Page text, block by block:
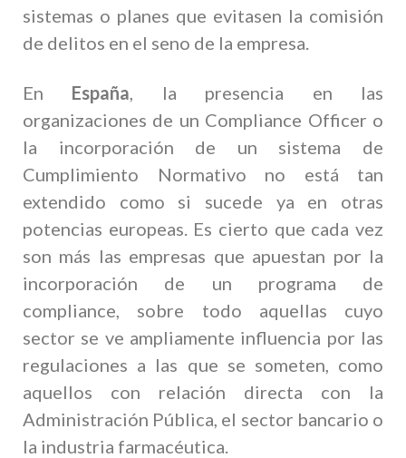
sistemas o planes que evitasen la comisión
de delitos en el seno de la empresa.
En España , la presencia en las
organizaciones de un Compliance Officer o
la incorporación de un sistema de
Cumplimiento Normativo no está tan
extendido como si sucede ya en otras
potencias europeas. Es cierto que cada vez
son más las empresas que apuestan por la
incorporación de un programa de
compliance, sobre todo aquellas cuyo
sector se ve ampliamente influencia por las
regulaciones a las que se someten, como
aquellos con relación directa con la
Administración Pública, el sector bancario o
la industria farmacéutica.